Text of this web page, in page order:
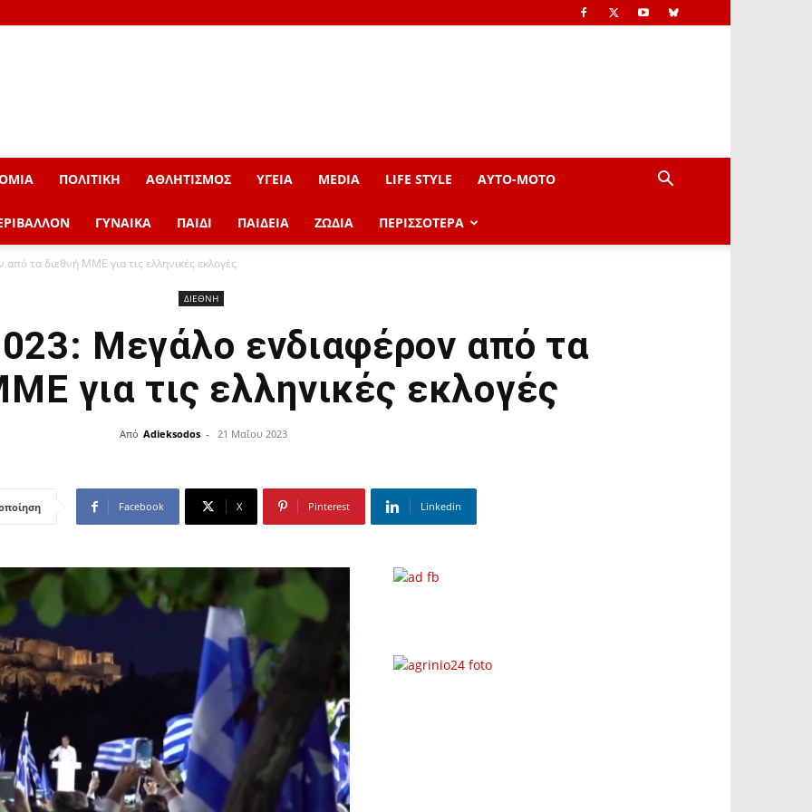
ΠΟΛΙΤΙΚΗ ΑΘΛΗΤΙΣΜΟΣ ΥΓΕΙΑ MEDIA LIFE STYLE AYTO-ΜOTO
ΓΥΝΑΙΚΑ ΠΑΙΔΙ ΠΑΙΔΕΙΑ ΖΩΔΙΑ ΠΕΡΙΣΣΟΤΕΡΑ
τα διεθνή ΜΜΕ για τις ελληνικές εκλογές
ΔΙΕΘΝΗ
Μεγάλο ενδιαφέρον από τα
για τις ελληνικές εκλογές
Από Adieksodos - 21 Μαΐου 2023
Facebook X Pinterest Linkedin